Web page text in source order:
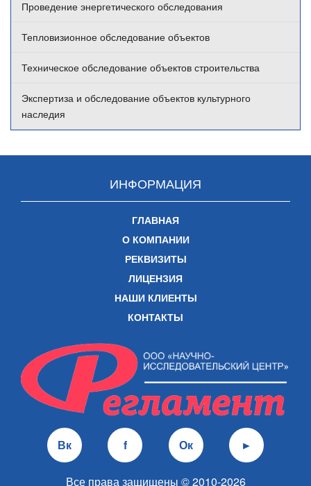
Проведение энергетического обследования
Тепловизионное обследование объектов
Техническое обследование объектов строительства
Экспертиза и обследование объектов культурного
наследия
ИНФОРМАЦИЯ
ГЛАВНАЯ
О КОМПАНИИ
РЕКВИЗИТЫ
ЛИЦЕНЗИЯ
НАШИ КЛИЕНТЫ
КОНТАКТЫ
Вк f Ок ►
Все права защищены © 2010-2026